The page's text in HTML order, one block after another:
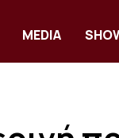
MEDIA